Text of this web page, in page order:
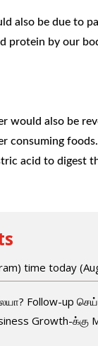
also be due to
protein by our
would also be
consuming
acid to digest
time today
Follow-up
Growth-க்கு